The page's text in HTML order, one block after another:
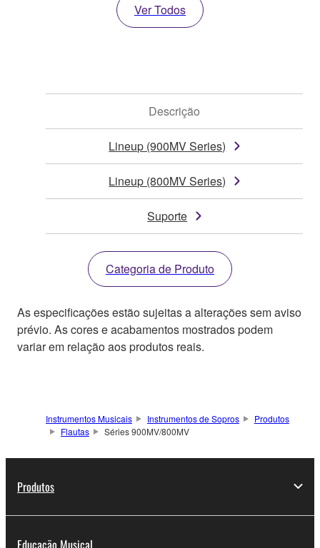
Ver Todos
Descrição
Lineup (900MV Series)
Lineup (800MV Series)
Suporte
Categoria de Produto
As especificações estão sujeitas a alterações sem aviso
prévio. As cores e acabamentos mostrados podem
variar em relação aos produtos reais.
Instrumentos Musicais Instrumentos de Sopros
Produtos
Flautas
Séries 900MV/800MV
Produtos
Educação Musical